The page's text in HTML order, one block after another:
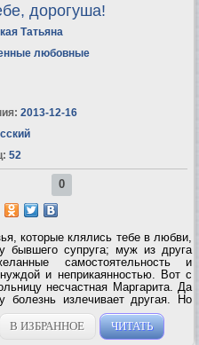
дорогуша!
Татьяна
любовные
2013-12-16
52
0
которые клялись тебе в любви,
бывшего супруга; муж из друга
самостоятельность и
и неприкаянностью. Вот с
несчастная Маргарита. Да
болезнь излечивает другая. Но
помочь только желание…
В ИЗБРАННОЕ ЧИТАТЬ